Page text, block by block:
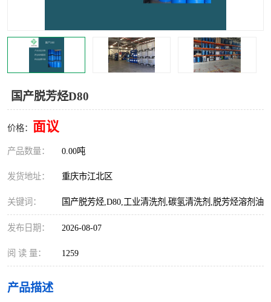
国产脱芳烃D80
价格： 面议
产品数量： 0.00吨
发货地址： 重庆市江北区
关键词： 国产脱芳烃,D80,工业清洗剂,碳氢清洗剂,脱芳烃溶剂油
发布日期： 2026-08-07
阅 读 量： 1259
产品描述
国产芳烃 工业清洗剂
油性清洗剂 水性清洗剂
粉末清洗剂
萃取剂